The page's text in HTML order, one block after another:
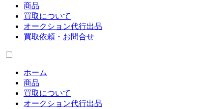
商品
買取について
オークション代行出品
買取依頼・お問合せ
ホーム
商品
買取について
オークション代行出品